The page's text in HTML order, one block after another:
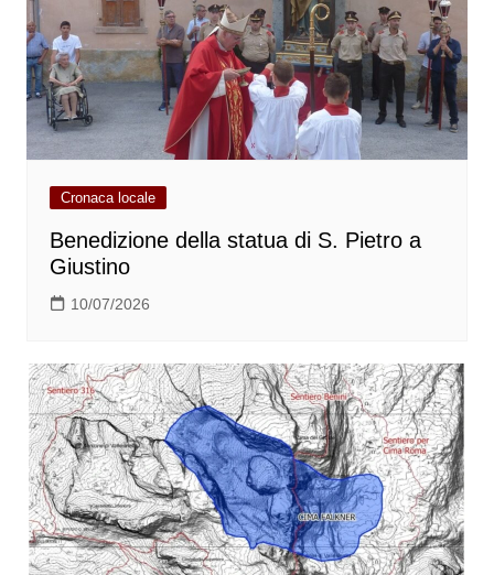
Cronaca locale
Benedizione della statua di S. Pietro a
Giustino
10/07/2026